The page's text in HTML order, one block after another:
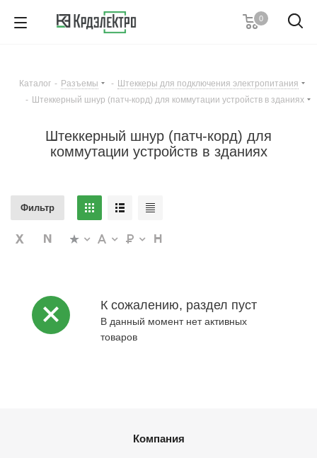
0
Заказать звонок
Каталог - Разъемы - Штеккеры для подключения электропитания
- Штеккерный шнур (патч-корд) для коммутации устройств в зданиях
Штеккерный шнур (патч-корд) для
коммутации устройств в зданиях
Фильтр
К сожалению, раздел пуст
В данный момент нет активных
товаров
Компания